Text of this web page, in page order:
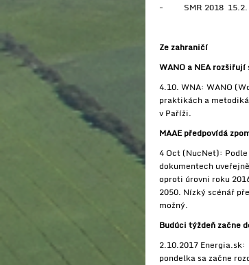
- SMR 2018 15.2.
Ze zahraničí
WANO a NEA
4.10. WNA: WANO
praktikách a
v Paříži.
MAAE předpovídá
4 Oct (NucNet):
dokumentech
oproti úrovni roku
2050. Nízký scénář
možný.
Budúci týždeň začne
2.10.2017
pondelka sa začne